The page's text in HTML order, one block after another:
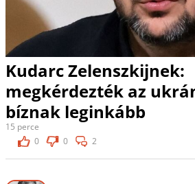
Kudarc Zelenszkijnek:
megkérdezték az
bíznak leginkább
15 perce
0
0 2